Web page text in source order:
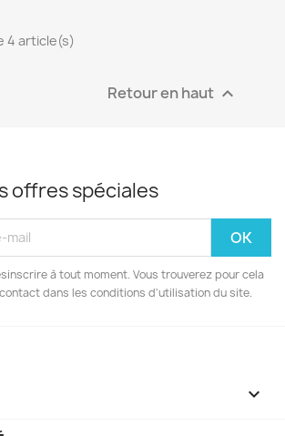
4 article(s)
Retour en haut 
offres spéciales
à tout moment. Vous trouverez pour cela
dans les conditions d'utilisation du site.
